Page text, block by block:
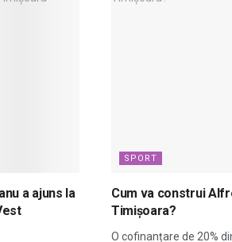
a ajuns la
SPORT
Cum va construi
Timișoara?
O cofinanțare de 20%